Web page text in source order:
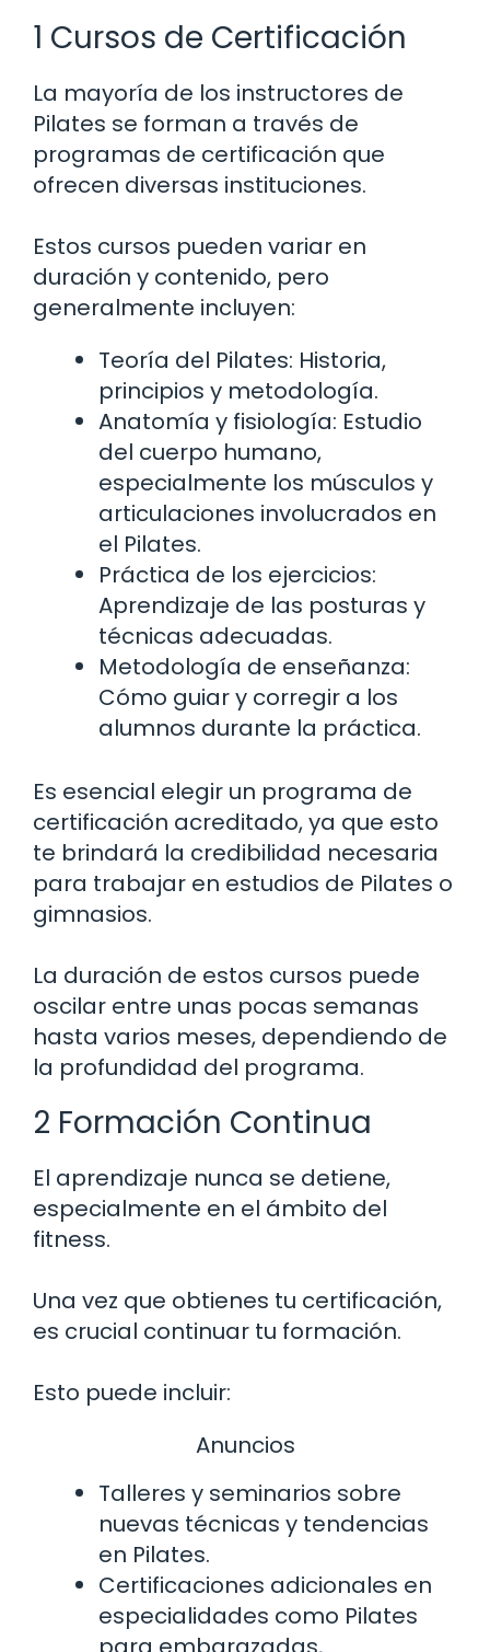
1 Cursos de Certificación
La mayoría de los instructores de
Pilates se forman a través de
programas de certificación que
ofrecen diversas instituciones.
Estos cursos pueden variar en
duración y contenido, pero
generalmente incluyen:
Teoría del Pilates: Historia,
principios y metodología.
Anatomía y fisiología: Estudio
del cuerpo humano,
especialmente los músculos y
articulaciones involucrados en
el Pilates.
Práctica de los ejercicios:
Aprendizaje de las posturas y
técnicas adecuadas.
Metodología de enseñanza:
Cómo guiar y corregir a los
alumnos durante la práctica.
Es esencial elegir un programa de
certificación acreditado, ya que esto
te brindará la credibilidad necesaria
para trabajar en estudios de Pilates o
gimnasios.
La duración de estos cursos puede
oscilar entre unas pocas semanas
hasta varios meses, dependiendo de
la profundidad del programa.
2 Formación Continua
El aprendizaje nunca se detiene,
especialmente en el ámbito del
fitness.
Una vez que obtienes tu certificación,
es crucial continuar tu formación.
Esto puede incluir:
Anuncios
Talleres y seminarios sobre
nuevas técnicas y tendencias
en Pilates.
Certificaciones adicionales en
especialidades como Pilates